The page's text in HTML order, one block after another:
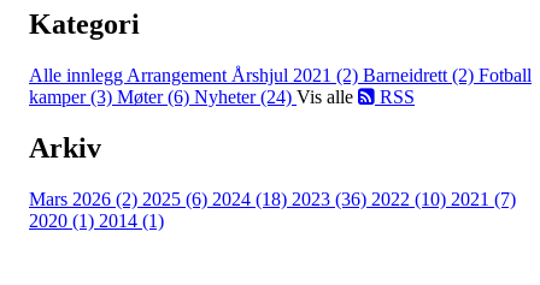
Kategori
Alle innlegg Arrangement Årshjul 2021 (2) Barneidrett (2) Fotball
kamper (3) Møter (6) Nyheter (24) Vis alle RSS
Arkiv
Mars 2026 (2) 2025 (6) 2024 (18) 2023 (36) 2022 (10) 2021 (7)
2020 (1) 2014 (1)